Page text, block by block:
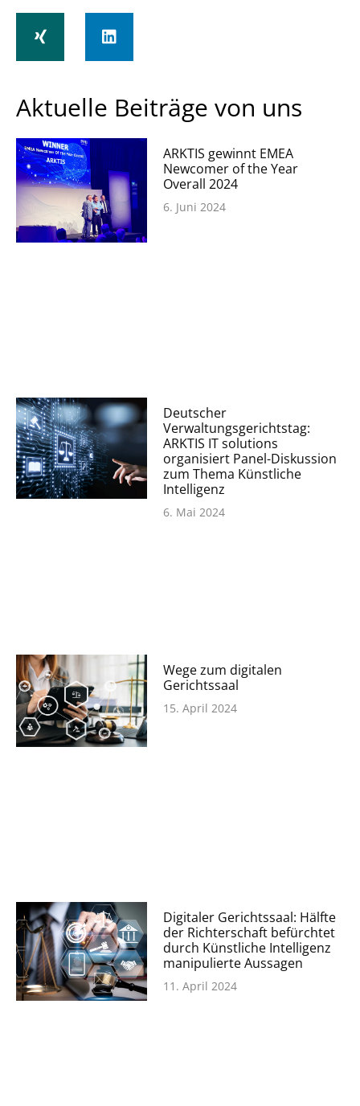
Aktuelle Beiträge von uns
ARKTIS gewinnt EMEA
Newcomer of the Year
Overall 2024
6. Juni 2024
Deutscher
Verwaltungsgerichtstag:
ARKTIS IT solutions
organisiert Panel-Diskussion
zum Thema Künstliche
Intelligenz
6. Mai 2024
Wege zum digitalen
Gerichtssaal
15. April 2024
Digitaler Gerichtssaal: Hälfte
der Richterschaft befürchtet
durch Künstliche Intelligenz
manipulierte Aussagen
11. April 2024